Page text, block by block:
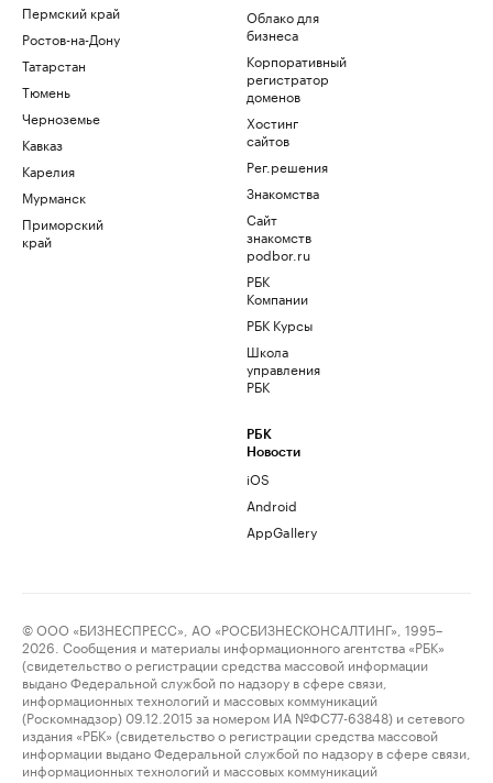
Пермский край
Ростов-на-Дону
Татарстан
Тюмень
Черноземье
Кавказ
Карелия
Мурманск
Приморский
край
Облако для
бизнеса
Корпоративный
регистратор
доменов
Хостинг
сайтов
Рег.решения
Знакомства
Сайт
знакомств
podbor.ru
РБК
Компании
РБК Курсы
Школа
управления
РБК
РБК
Новости
iOS
Android
AppGallery
© ООО «БИЗНЕСПРЕСС», АО «РОСБИЗНЕСКОНСАЛТИНГ», 1995–
2026. Сообщения и материалы информационного агентства «РБК»
(свидетельство о регистрации средства массовой информации
выдано Федеральной службой по надзору в сфере связи,
информационных технологий и массовых коммуникаций
(Роскомнадзор) 09.12.2015 за номером ИА №ФС77-63848) и сетевого
издания «РБК» (свидетельство о регистрации средства массовой
информации выдано Федеральной службой по надзору в сфере связи,
информационных технологий и массовых коммуникаций